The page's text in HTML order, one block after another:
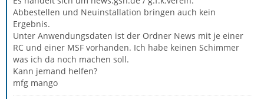
Abbestellen und Neuinstallation bringen auch kein
Ergebnis.
Unter Anwendungsdaten ist der Ordner News mit je einer
RC und einer MSF vorhanden. Ich habe keinen Schimmer
was ich da noch machen soll.
Kann jemand helfen?
mfg mango